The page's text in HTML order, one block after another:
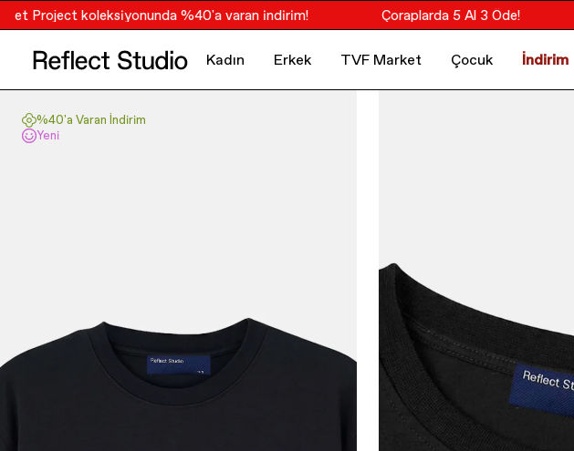
Project koleksiyonunda %40'a varan indirim! Çoraplarda 5 Al 3 Öde!
Kadın Erkek TVF Market Çocuk İndirim
%40'a Varan İndirim
Yeni